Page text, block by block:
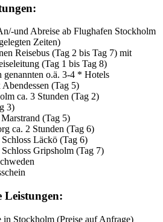
und Abreise ab Flughafen Stockholm
Zeiten)
Reisebus (Tag 2 bis Tag 7) mit
(Tag 1 bis Tag 8)
genannten o.ä. 3-4 * Hotels
(Tag 5)
ca. 3 Stunden (Tag 2)
3)
(Tag 5)
ca. 2 Stunden (Tag 6)
Läckö (Tag 6)
Gripsholm (Tag 7)
Leistungen:
in Stockholm (Preise auf Anfrage)